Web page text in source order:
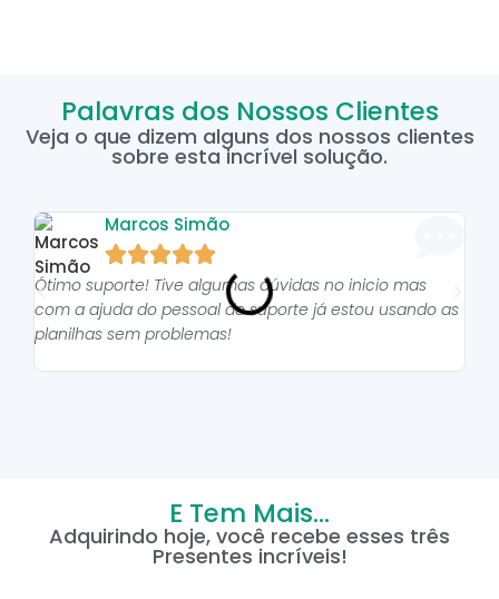
Palavras dos Nossos Clientes
Veja o que dizem alguns dos nossos clientes
sobre esta incrível solução.
Marcos Simão

Ótimo suporte! Tive algumas dúvidas no inicio mas
com a ajuda do pessoal do suporte já estou usando as
planilhas sem problemas!
E Tem Mais...
Adquirindo hoje, você recebe esses três
Presentes incríveis!